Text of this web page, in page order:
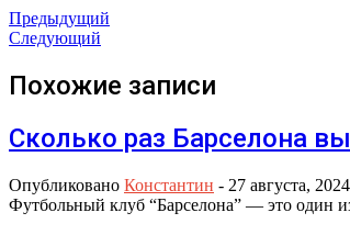
Предыдущий
Следующий
Похожие записи
Сколько раз Барселона
Опубликовано Константин - 27 августа, 2024
Футбольный клуб “Барселона” — это один